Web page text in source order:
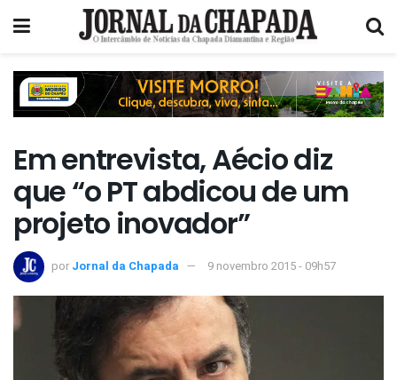
Em entrevista, Aécio diz
que “o PT abdicou de um
projeto inovador”
por Jornal da Chapada 9 novembro 2015 - 09h57